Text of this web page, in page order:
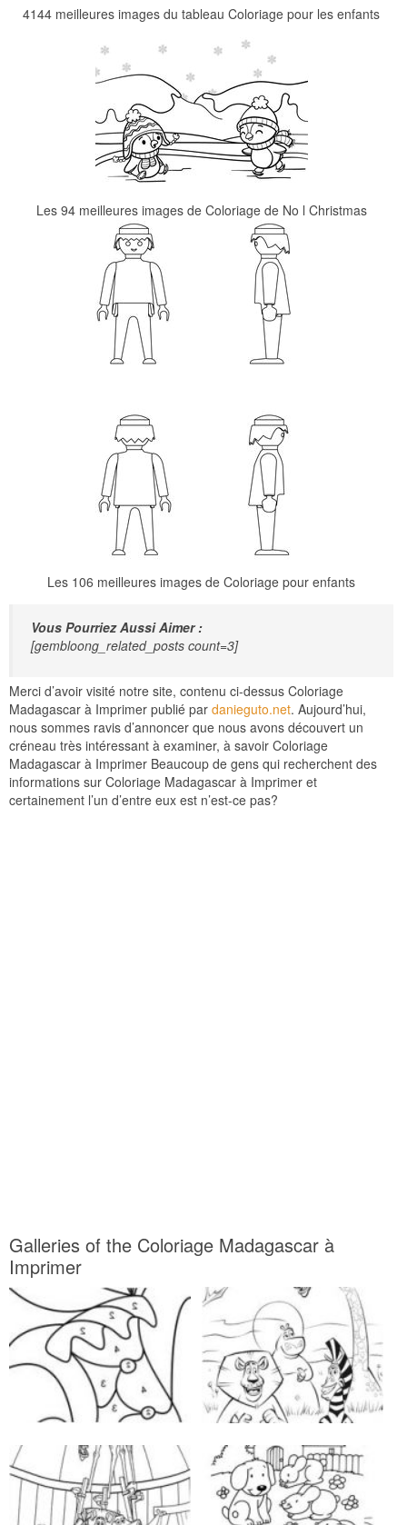
4144 meilleures images du tableau Coloriage pour les enfants
Les 94 meilleures images de Coloriage de No l Christmas
Les 106 meilleures images de Coloriage pour enfants
Vous Pourriez Aussi Aimer :
[gembloong_related_posts count=3]
Merci d’avoir visité notre site, contenu ci-dessus Coloriage
Madagascar à Imprimer publié par danieguto.net. Aujourd’hui,
nous sommes ravis d’annoncer que nous avons découvert un
créneau très intéressant à examiner, à savoir Coloriage
Madagascar à Imprimer Beaucoup de gens qui recherchent des
informations sur Coloriage Madagascar à Imprimer et
certainement l’un d’entre eux est n’est-ce pas?
Galleries of the Coloriage Madagascar à
Imprimer